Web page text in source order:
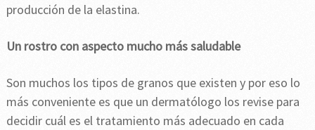
producción de la elastina.
Un rostro con aspecto mucho más saludable
Son muchos los tipos de granos que existen y por eso lo
más conveniente es que un dermatólogo los revise para
decidir cuál es el tratamiento más adecuado en cada